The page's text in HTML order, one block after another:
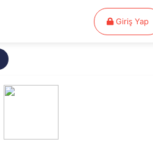
Giriş Yap